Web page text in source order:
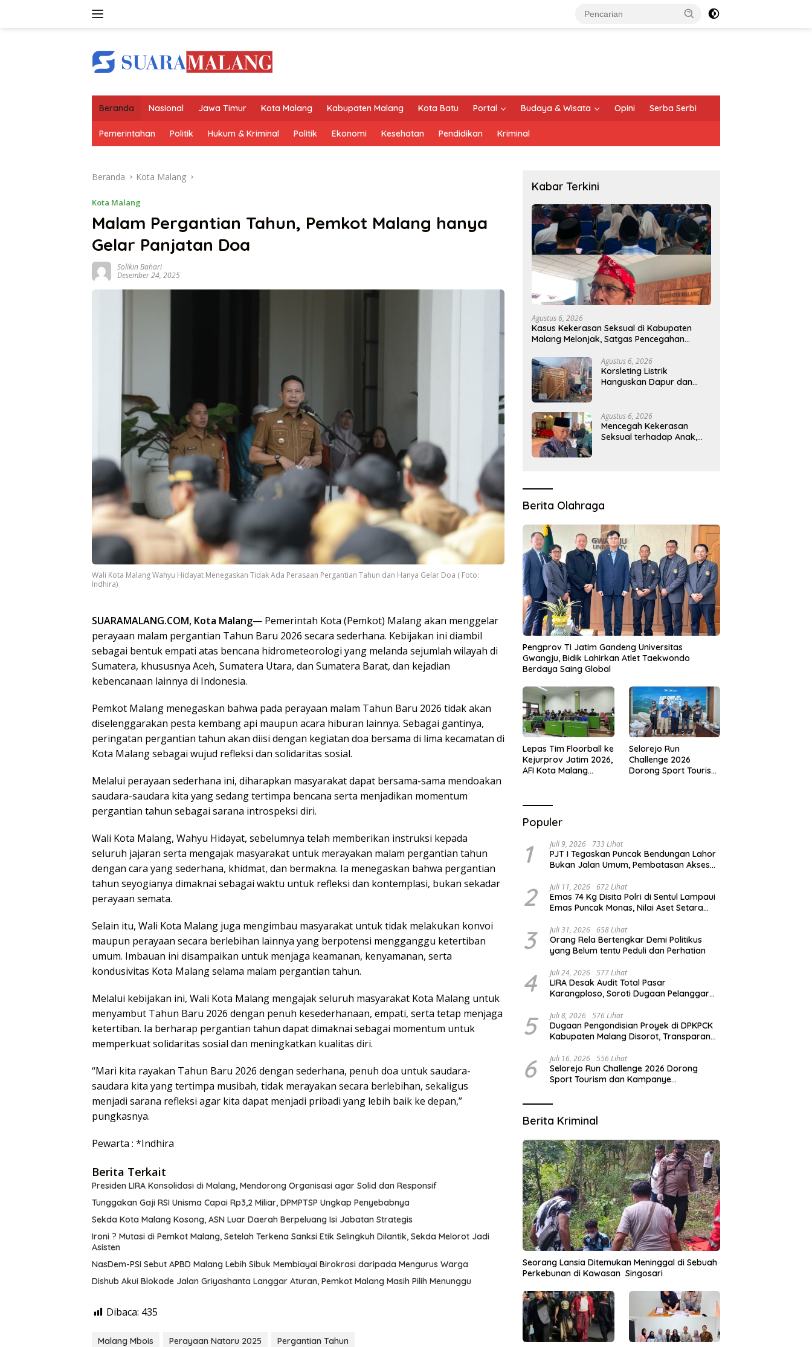
Beranda Nasional Jawa Timur Kota Malang Kabupaten Malang Kota Batu Portal Budaya & Wisata Opini Serba Serbi
Pemerintahan Politik Hukum & Kriminal Politik Ekonomi Kesehatan Pendidikan Kriminal
Beranda Kota Malang
Kota Malang
Malam Pergantian Tahun, Pemkot Malang hanya
Gelar Panjatan Doa
Solikin Bahari
Desember 24, 2025
Wali Kota Malang Wahyu Hidayat Menegaskan Tidak Ada Perasaan Pergantian Tahun dan Hanya Gelar Doa ( Foto:
Indhira)
SUARAMALANG.COM, Kota Malang— Pemerintah Kota (Pemkot) Malang akan menggelar
perayaan malam pergantian Tahun Baru 2026 secara sederhana. Kebijakan ini diambil
sebagai bentuk empati atas bencana hidrometeorologi yang melanda sejumlah wilayah di
Sumatera, khususnya Aceh, Sumatera Utara, dan Sumatera Barat, dan kejadian
kebencanaan lainnya di Indonesia.
Pemkot Malang menegaskan bahwa pada perayaan malam Tahun Baru 2026 tidak akan
diselenggarakan pesta kembang api maupun acara hiburan lainnya. Sebagai gantinya,
peringatan pergantian tahun akan diisi dengan kegiatan doa bersama di lima kecamatan di
Kota Malang sebagai wujud refleksi dan solidaritas sosial.
Melalui perayaan sederhana ini, diharapkan masyarakat dapat bersama-sama mendoakan
saudara-saudara kita yang sedang tertimpa bencana serta menjadikan momentum
pergantian tahun sebagai sarana introspeksi diri.
Wali Kota Malang, Wahyu Hidayat, sebelumnya telah memberikan instruksi kepada
seluruh jajaran serta mengajak masyarakat untuk merayakan malam pergantian tahun
dengan cara yang sederhana, khidmat, dan bermakna. Ia menegaskan bahwa pergantian
tahun seyogianya dimaknai sebagai waktu untuk refleksi dan kontemplasi, bukan sekadar
perayaan semata.
Selain itu, Wali Kota Malang juga mengimbau masyarakat untuk tidak melakukan konvoi
maupun perayaan secara berlebihan lainnya yang berpotensi mengganggu ketertiban
umum. Imbauan ini disampaikan untuk menjaga keamanan, kenyamanan, serta
kondusivitas Kota Malang selama malam pergantian tahun.
Melalui kebijakan ini, Wali Kota Malang mengajak seluruh masyarakat Kota Malang untuk
menyambut Tahun Baru 2026 dengan penuh kesederhanaan, empati, serta tetap menjaga
ketertiban. Ia berharap pergantian tahun dapat dimaknai sebagai momentum untuk
memperkuat solidaritas sosial dan meningkatkan kualitas diri.
“Mari kita rayakan Tahun Baru 2026 dengan sederhana, penuh doa untuk saudara-
saudara kita yang tertimpa musibah, tidak merayakan secara berlebihan, sekaligus
menjadi sarana refleksi agar kita dapat menjadi pribadi yang lebih baik ke depan,”
pungkasnya.
Pewarta : *Indhira
Berita Terkait
Presiden LIRA Konsolidasi di Malang, Mendorong Organisasi agar Solid dan Responsif
Tunggakan Gaji RSI Unisma Capai Rp3,2 Miliar, DPMPTSP Ungkap Penyebabnya
Sekda Kota Malang Kosong, ASN Luar Daerah Berpeluang Isi Jabatan Strategis
Ironi ? Mutasi di Pemkot Malang, Setelah Terkena Sanksi Etik Selingkuh Dilantik, Sekda Melorot Jadi
Asisten
NasDem-PSI Sebut APBD Malang Lebih Sibuk Membiayai Birokrasi daripada Mengurus Warga
Dishub Akui Blokade Jalan Griyashanta Langgar Aturan, Pemkot Malang Masih Pilih Menunggu
Dibaca: 435
Malang Mbois Perayaan Nataru 2025
Pergantian Tahun
Kabar Terkini
Agustus 6, 2026
Kasus Kekerasan Seksual di Kabupaten
Malang Melonjak, Satgas Pencegahan
Agustus 6, 2026
Korsleting Listrik
Hanguskan Dapur dan
Agustus 6, 2026
Mencegah Kekerasan
Seksual terhadap Anak,
Berita Olahraga
Pengprov TI Jatim Gandeng Universitas
Gwangju, Bidik Lahirkan Atlet Taekwondo
Berdaya Saing Global
Lepas Tim Floorball ke
Kejurprov Jatim 2026,
AFI Kota Malang
Selorejo Run
Challenge 2026
Dorong Sport Tourism
Populer
1 Juli 9, 2026 733 Lihat
PJT I Tegaskan Puncak Bendungan Lahor
Bukan Jalan Umum, Pembatasan Akses
2 Juli 11, 2026 672 Lihat
Emas 74 Kg Disita Polri di Sentul Lampaui
Emas Puncak Monas, Nilai Aset Setara
3 Juli 31, 2026 658 Lihat
Orang Rela Bertengkar Demi Politikus
yang Belum tentu Peduli dan Perhatian
4 Juli 24, 2026 577 Lihat
LIRA Desak Audit Total Pasar
Karangploso, Soroti Dugaan Pelanggaran
5 Juli 8, 2026 576 Lihat
Dugaan Pengondisian Proyek di DPKPCK
Kabupaten Malang Disorot, Transparansi
6 Juli 16, 2026 556 Lihat
Selorejo Run Challenge 2026 Dorong
Sport Tourism dan Kampanye
Berita Kriminal
Seorang Lansia Ditemukan Meninggal di Sebuah
Perkebunan di Kawasan Singosari